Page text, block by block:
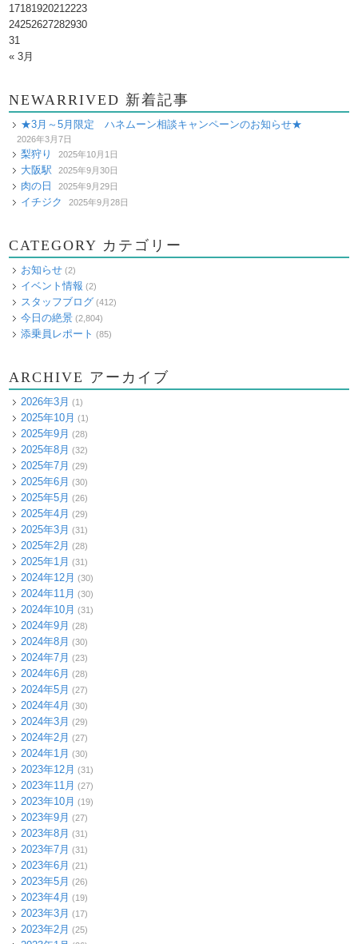
1718192021 2223
24252627282930
31
« 3月
NEWARRIVED 新着記事
★3月～5月限定 ハネムーン相談キャンペーンのお知らせ★
2026年3月7日
梨狩り 2025年10月1日
大阪駅 2025年9月30日
肉の日 2025年9月29日
イチジク 2025年9月28日
CATEGORY カテゴリー
お知らせ (2)
イベント情報 (2)
スタッフブログ (412)
今日の絶景 (2,804)
添乗員レポート (85)
ARCHIVE アーカイブ
2026年3月 (1)
2025年10月 (1)
2025年9月 (28)
2025年8月 (32)
2025年7月 (29)
2025年6月 (30)
2025年5月 (26)
2025年4月 (29)
2025年3月 (31)
2025年2月 (28)
2025年1月 (31)
2024年12月 (30)
2024年11月 (30)
2024年10月 (31)
2024年9月 (28)
2024年8月 (30)
2024年7月 (23)
2024年6月 (28)
2024年5月 (27)
2024年4月 (30)
2024年3月 (29)
2024年2月 (27)
2024年1月 (30)
2023年12月 (31)
2023年11月 (27)
2023年10月 (19)
2023年9月 (27)
2023年8月 (31)
2023年7月 (31)
2023年6月 (21)
2023年5月 (26)
2023年4月 (19)
2023年3月 (17)
2023年2月 (25)